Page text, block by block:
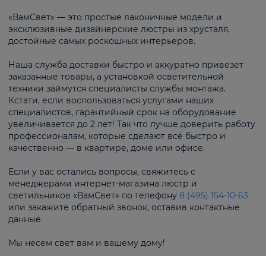
«ВамСвет» — это простые лаконичные модели и
эксклюзивные дизайнерские люстры из хрусталя,
достойные самых роскошных интерьеров.
Наша служба доставки быстро и аккуратно привезет
заказанные товары, а установкой осветительной
техники займутся специалисты службы монтажа.
Кстати, если воспользоваться услугами наших
специалистов, гарантийный срок на оборудование
увеличивается до 2 лет! Так что лучше доверить работу
профессионалам, которые сделают всё быстро и
качественно — в квартире, доме или офисе.
Если у вас остались вопросы, свяжитесь с
менеджерами интернет-магазина люстр и
светильников «ВамСвет» по телефону 8 (495) 154-10-63
или закажите обратный звонок, оставив контактные
данные.
Мы несем свет вам и вашему дому!